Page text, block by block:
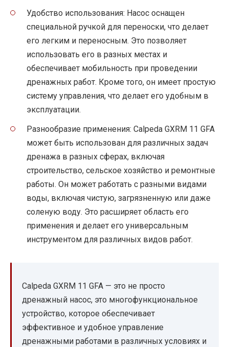
Удобство использования: Насос оснащен
специальной ручкой для переноски, что делает
его легким и переносным. Это позволяет
использовать его в разных местах и
обеспечивает мобильность при проведении
дренажных работ. Кроме того, он имеет простую
систему управления, что делает его удобным в
эксплуатации.
Разнообразие применения: Calpeda GXRM 11 GFA
может быть использован для различных задач
дренажа в разных сферах, включая
строительство, сельское хозяйство и ремонтные
работы. Он может работать с разными видами
воды, включая чистую, загрязненную или даже
соленую воду. Это расширяет область его
применения и делает его универсальным
инструментом для различных видов работ.
Calpeda GXRM 11 GFA — это не просто
дренажный насос, это многофункциональное
устройство, которое обеспечивает
эффективное и удобное управление
дренажными работами в различных условиях и